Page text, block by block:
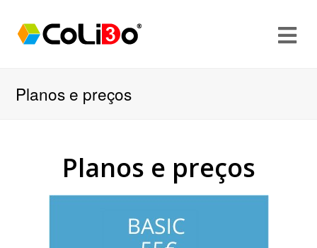
Planos e preços
Planos e preços